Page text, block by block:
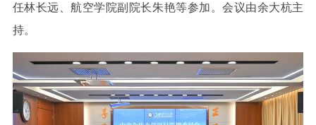
任林长远、航空学院副院长朱艳等参加。会议由余大杭主
持。